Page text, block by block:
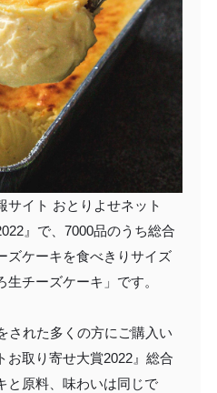
サイト おとりよせネット
』で、7000品のうち総合
ズケーキを食べきりサイズ
チーズケーキ」です。
された多くの方にご購入い
お取り寄せ大賞2022』総合
と原料、味わいは同じで